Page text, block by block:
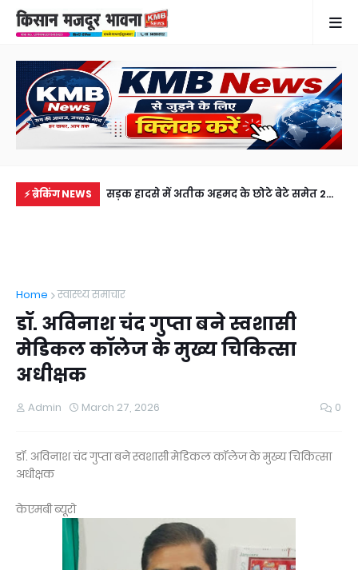
⚡ ब्रेकिंग NEWS
में से नहीं पहुंची एक
सड़क हादसे में अतीक अहमद के छोटे बेटे समेत 2
Home स्वास्थ्य समाचार
डॉ. अविनाश चंद गुप्ता बने स्वशासी
मेडिकल कॉलेज के मुख्य चिकित्सा
अधीक्षक
Admin March 27, 2026 0
डॉ. अविनाश चंद गुप्ता बने स्वशासी मेडिकल कॉलेज के मुख्य चिकित्सा
अधीक्षक
केएमबी ब्यूरो